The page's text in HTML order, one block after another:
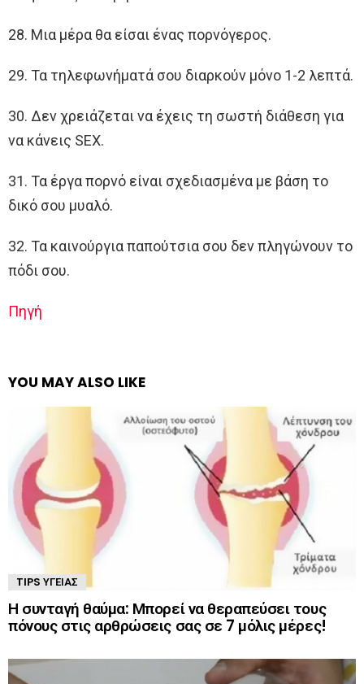
28. Μια μέρα θα είσαι ένας πορνόγερος.
29. Τα τηλεφωνήματά σου διαρκούν μόνο 1-2 λεπτά.
30. Δεν χρειάζεται να έχεις τη σωστή διάθεση για
να κάνεις SEX.
31. Τα έργα πορνό είναι σχεδιασμένα με βάση το
δικό σου μυαλό.
32. Τα καινούργια παπούτσια σου δεν πληγώνουν το
πόδι σου.
Πηγή
YOU MAY ALSO LIKE
TIPS ΥΓΕΊΑΣ
Η συνταγή θαύμα: Μπορεί να θεραπεύσει τους
πόνους στις αρθρώσεις σας σε 7 μόλις μέρες!